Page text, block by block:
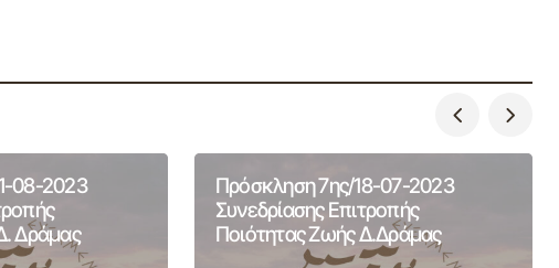
08-2023
Δράμας
Πρόσκληση 7ης/18-07-2023
Συνεδρίασης Επιτροπής
Ποιότητας Ζωής Δ.Δράμας